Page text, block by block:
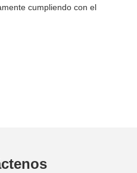
cumpliendo con el